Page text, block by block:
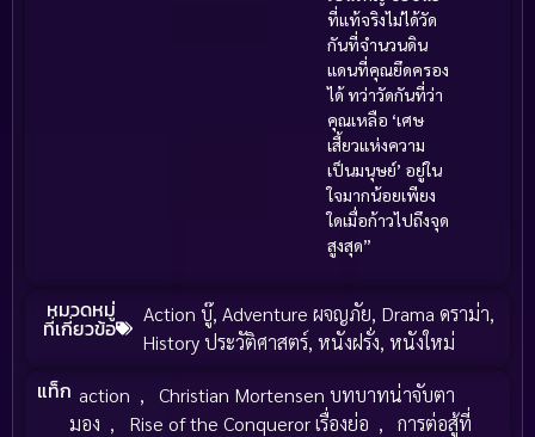
ที่แท้จริงไม่ได้วัด
กันที่จำนวนดิน
แดนที่คุณยึดครอง
ได้ ทว่าวัดกันที่ว่า
คุณเหลือ ‘เศษ
เสี้ยวแห่งความ
เป็นมนุษย์’ อยู่ใน
ใจมากน้อยเพียง
ใดเมื่อก้าวไปถึงจุด
สูงสุด”
หมวดหมู่
ที่เกี่ยวข้อ
Action บู๊, Adventure ผจญภัย, Drama ดราม่า,
History ประวัติศาสตร์, หนังฝรั่ง, หนังใหม่
แท็ก action ,
Christian Mortensen บทบาทน่าจับตา
มอง , Rise of the Conqueror เรื่องย่อ ,
การต่อสู้ที่